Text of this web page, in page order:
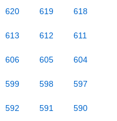
620 619 618
613 612 611
606 605 604
599 598 597
592 591 590